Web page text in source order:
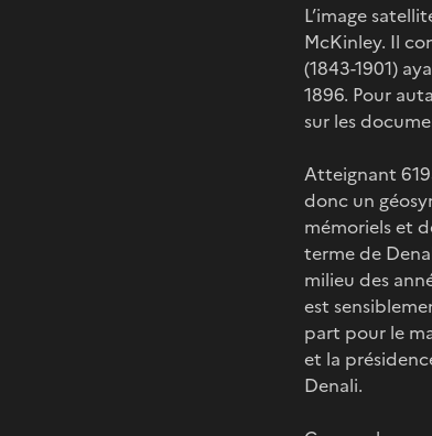
L’image
McKinley. Il
(1843-1901)
1896. Pour
sur les
Atteignant
donc un
mémoriels et
terme de
milieu des
est
part pour le
et la
Denali.